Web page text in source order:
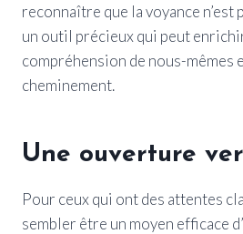
reconnaître que la voyance n’est
un outil précieux qui peut
compréhension de nous-mêmes
cheminement.
Une ouverture
Pour ceux qui ont des attentes
sembler être un moyen efficace